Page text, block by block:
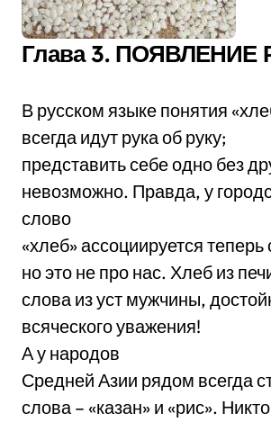
Глава 3. ПОЯВЛЕНИЕ
В русском языке понятия
всегда идут рука об руку;
представить себе одно без
невозможно. Правда, у
слово
«хлеб» ассоциируется теперь
но это не про нас. Хлеб из
слова из уст мужчины,
всяческого уважения!
А у народов
Средней Азии рядом всегда
слова – «казан» и «рис».